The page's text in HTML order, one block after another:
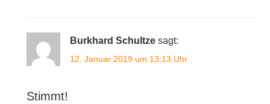
Burkhard Schultze sagt:
12. Januar 2019 um 13:13 Uhr
Stimmt!